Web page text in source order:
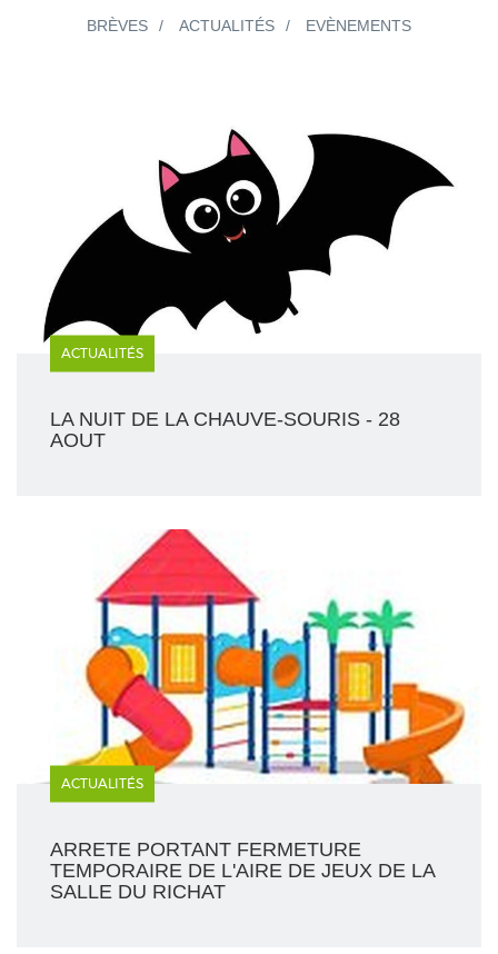
BRÈVES ACTUALITÉS EVÈNEMENTS
ACTUALITÉS
LA NUIT DE LA CHAUVE-SOURIS - 28
AOUT
ACTUALITÉS
ARRETE PORTANT FERMETURE
TEMPORAIRE DE L'AIRE DE JEUX DE LA
SALLE DU RICHAT